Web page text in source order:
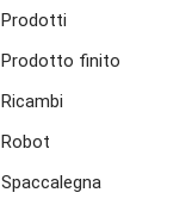
Prodotti
Prodotto finito
Ricambi
Robot
Spaccalegna